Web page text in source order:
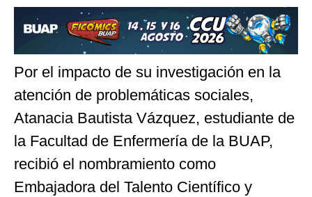
Por el impacto de su investigación en la
atención de problemáticas sociales,
Atanacia Bautista Vázquez, estudiante de
la Facultad de Enfermería de la BUAP,
recibió el nombramiento como
Embajadora del Talento Científico y